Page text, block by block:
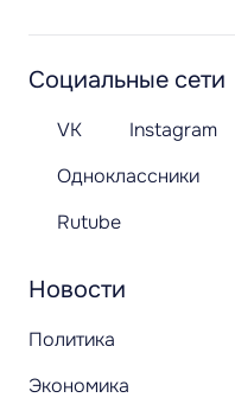
Новости
Политика
Экономика
Социальные сети
VK Instagram
Одноклассники
Rutube